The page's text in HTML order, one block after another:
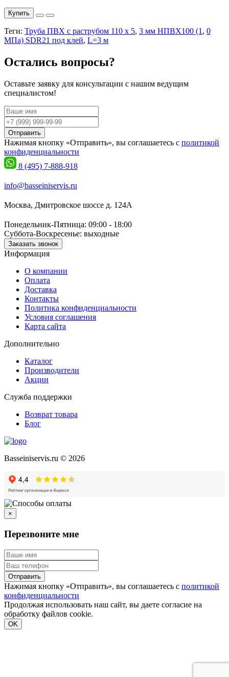
Купить
Теги: Труба ПВХ с раструбом 110 х 5, 3 мм НПВХ100 (1 , 0
МПа) SDR21 под клей, L=3 м
Остались вопросы?
Оставьте заявку для консультации с нашим ведущим
специалистом!
Отправить
Нажимая кнопку «Отправить», вы соглашаетесь с политикой
конфиденциальности
8 (495) 7-888-918
info@basseiniservis.ru
Москва, Дмитровское шоссе д. 124А
Понедельник-Пятница: 09:00 - 18:00
Суббота-Воскресенье: выходные
Заказать звонок
Информация
О компании
Оплата
Доставка
Контакты
Политика конфиденциальности
Условия соглашения
Карта сайта
Дополнительно
Каталог
Производители
Акции
Служба поддержки
Возврат товара
Блог
Basseiniservis.ru © 2026
×
Перезвоните мне
Отправить
Нажимая кнопку «Отправить», вы соглашаетесь с политикой
конфиденциальности
Продолжая использовать наш сайт, вы даете согласие на
обработку файлов cookie.
OK